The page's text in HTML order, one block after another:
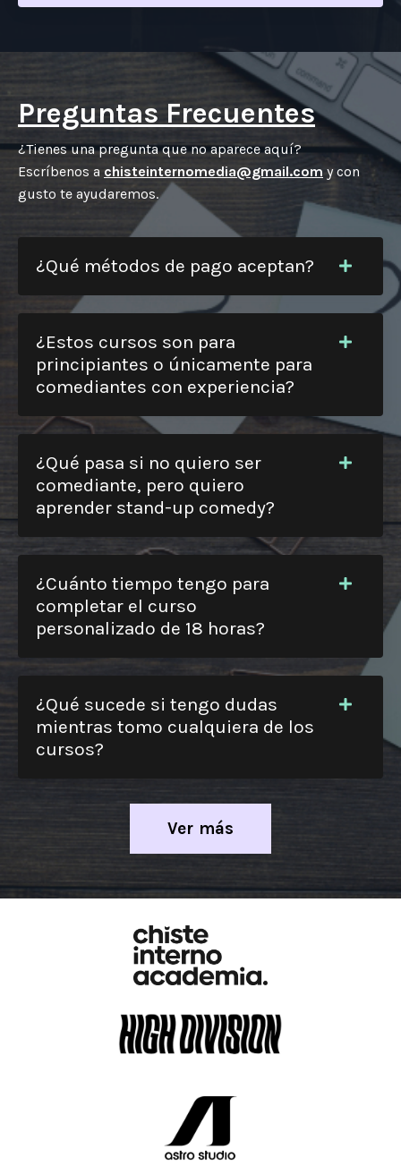
Preguntas Frecuentes
¿Tienes una pregunta que no aparece aquí?
Escríbenos a chisteinternomedia@gmail.com y con
gusto te ayudaremos.
¿Qué métodos de pago aceptan?
¿Estos cursos son para
principiantes o únicamente para
comediantes con experiencia?
¿Qué pasa si no quiero ser
comediante, pero quiero
aprender stand-up comedy?
¿Cuánto tiempo tengo para
completar el curso
personalizado de 18 horas?
¿Qué sucede si tengo dudas
mientras tomo cualquiera de los
cursos?
Ver más